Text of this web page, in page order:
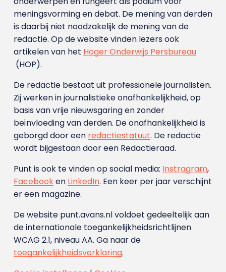
meningsvorming en debat. De mening van derden
is daarbij niet noodzakelijk de mening van de
redactie. Op de website vinden lezers ook
artikelen van het Hoger Onderwijs Persbureau
(HOP).
De redactie bestaat uit professionele journalisten.
Zij werken in journalistieke onafhankelijkheid, op
basis van vrije nieuwsgaring en zonder
beïnvloeding van derden. De onafhankelijkheid is
geborgd door een redactiestatuut. De redactie
wordt bijgestaan door een Redactieraad.
Punt is ook te vinden op social media: Instragram,
Facebooken LinkedIn. Een keer per jaar verschijnt
er een magazine.
De website punt.avans.nl voldoet gedeeltelijk aan
de internationale toegankelijkheidsrichtlijnen
WCAG 2.1, niveau AA. Ga naar de
toegankelijkheidsverklaring.